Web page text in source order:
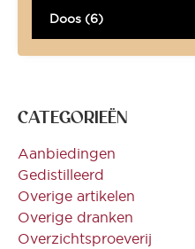
CATEGORIEËN
Aanbiedingen
Gedistilleerd
Overige artikelen
Overige dranken
Overzichtsproeverij
Doos (6)